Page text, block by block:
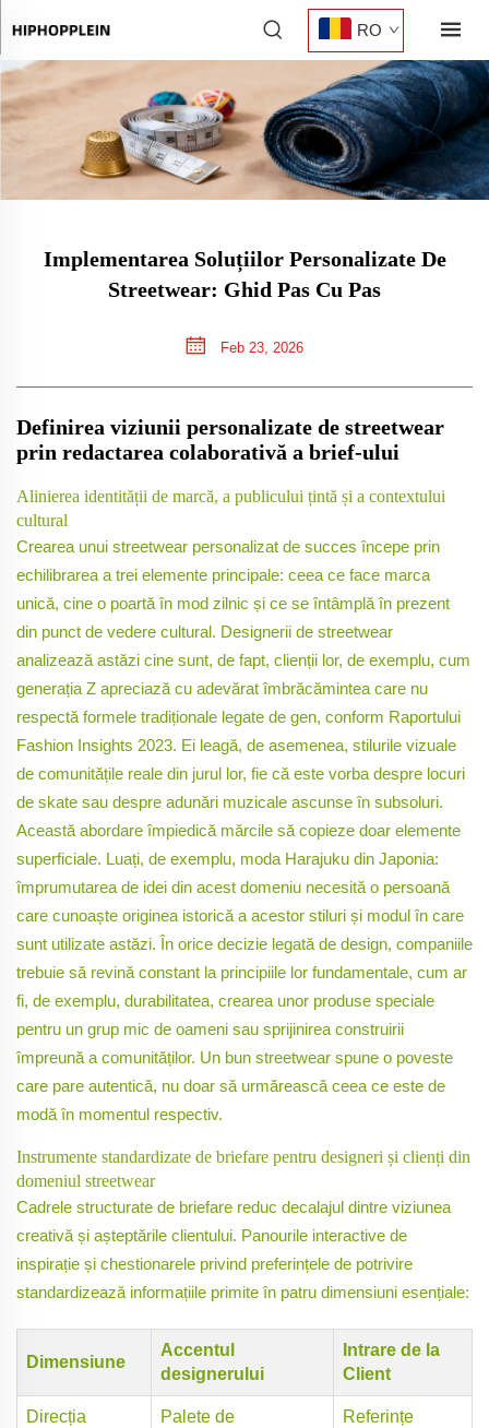
RO
Implementarea Soluțiilor Personalizate De
Streetwear: Ghid Pas Cu Pas
Feb 23, 2026
Definirea viziunii personalizate de streetwear
prin redactarea colaborativă a brief-ului
Alinierea identității de marcă, a publicului țintă și a contextului
cultural
Crearea unui streetwear personalizat de succes începe prin
echilibrarea a trei elemente principale: ceea ce face marca
unică, cine o poartă în mod zilnic și ce se întâmplă în prezent
din punct de vedere cultural. Designerii de streetwear
analizează astăzi cine sunt, de fapt, clienții lor, de exemplu, cum
generația Z apreciază cu adevărat îmbrăcămintea care nu
respectă formele tradiționale legate de gen, conform Raportului
Fashion Insights 2023. Ei leagă, de asemenea, stilurile vizuale
de comunitățile reale din jurul lor, fie că este vorba despre locuri
de skate sau despre adunări muzicale ascunse în subsoluri.
Această abordare împiedică mărcile să copieze doar elemente
superficiale. Luați, de exemplu, moda Harajuku din Japonia:
împrumutarea de idei din acest domeniu necesită o persoană
care cunoaște originea istorică a acestor stiluri și modul în care
sunt utilizate astăzi. În orice decizie legată de design, companiile
trebuie să revină constant la principiile lor fundamentale, cum ar
fi, de exemplu, durabilitatea, crearea unor produse speciale
pentru un grup mic de oameni sau sprijinirea construirii
împreună a comunităților. Un bun streetwear spune o poveste
care pare autentică, nu doar să urmărească ceea ce este de
modă în momentul respectiv.
Instrumente standardizate de briefare pentru designeri și clienți din
domeniul streetwear
Cadrele structurate de briefare reduc decalajul dintre viziunea
creativă și așteptările clientului. Panourile interactive de
inspirație și chestionarele privind preferințele de potrivire
standardizează informațiile primite în patru dimensiuni esențiale:
Dimensiune
Accentul
designerului
Intrare de la
Client
Direcția
Palete de
Referințe